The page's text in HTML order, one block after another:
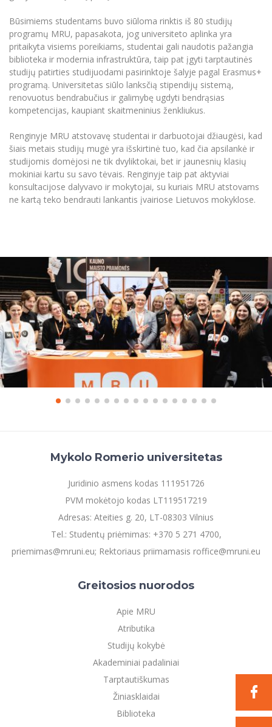
Darbuotojų kvalifikacijos kėlimas
MRU norminių teisės aktų duomenų bazė
Intranetas
eDVS
Microsoft Office 365
MRU mobilios programėlės
Pagalbos sistema
Profesinė sąjunga
Kontaktų paieška
Būsimiems studentams buvo siūloma rinktis iš 80 studijų
programų MRU, papasakota, jog universiteto aplinka yra
pritaikyta visiems poreikiams, studentai gali naudotis pažangia
biblioteka ir modernia infrastruktūra, taip pat įgyti tarptautinės
studijų patirties studijuodami pasirinktoje šalyje pagal Erasmus+
programą. Universitetas siūlo lanksčią stipendijų sistemą,
renovuotus bendrabučius ir galimybę ugdyti bendrąsias
kompetencijas, kaupiant skaitmeninius ženkliukus.
Renginyje MRU atstovavę studentai ir darbuotojai džiaugėsi, kad
šiais metais studijų mugė yra išskirtinė tuo, kad čia apsilankė ir
studijomis domėjosi ne tik dvyliktokai, bet ir jaunesnių klasių
mokiniai kartu su savo tėvais. Renginyje taip pat aktyviai
konsultacijose dalyvavo ir mokytojai, su kuriais MRU atstovams
ne kartą teko bendrauti lankantis įvairiose Lietuvos mokyklose.
Mykolo Romerio universitetas
Juridinio asmens kodas 111951726
PVM mokėtojo kodas LT119517219
Adresas: Ateities g. 20, LT-08303 Vilnius
Tel.: Studentų priėmimas: +370 5 271 4700,
priemimas@mruni.eu; Rektoriaus priimamasis roffice@mruni.eu
Greitosios nuorodos
Apie MRU
Atributika
Studijų kokybė
Akademiniai padaliniai
Tarptautiškumas
Žiniasklaidai
Biblioteka